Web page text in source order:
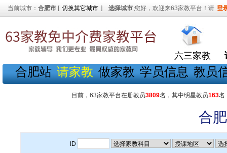
当前城市： 合肥市 [ 切换其它城市 ] 选择城市 您好，欢迎来63家教平台！请 登
六三家教
合肥站 请家教 做家教 学员信息 教员
目前，63家教平台在册教员3809名，其中明星教员163名
合
ID